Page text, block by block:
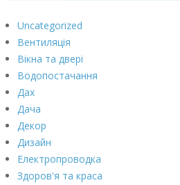
Uncategorized
Вентиляція
Вікна та двері
Водопостачання
Дах
Дача
Декор
Дизайн
Електропроводка
Здоров'я та краса